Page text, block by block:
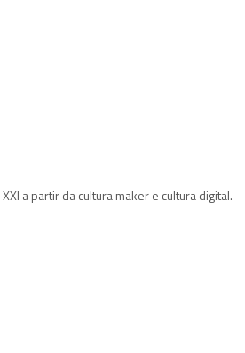
a partir da cultura maker e cultura digital.